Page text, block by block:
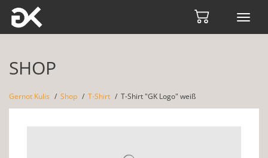
SHOP
Gernot Kulis Shop T-Shirt T-Shirt "GK Logo" weiß